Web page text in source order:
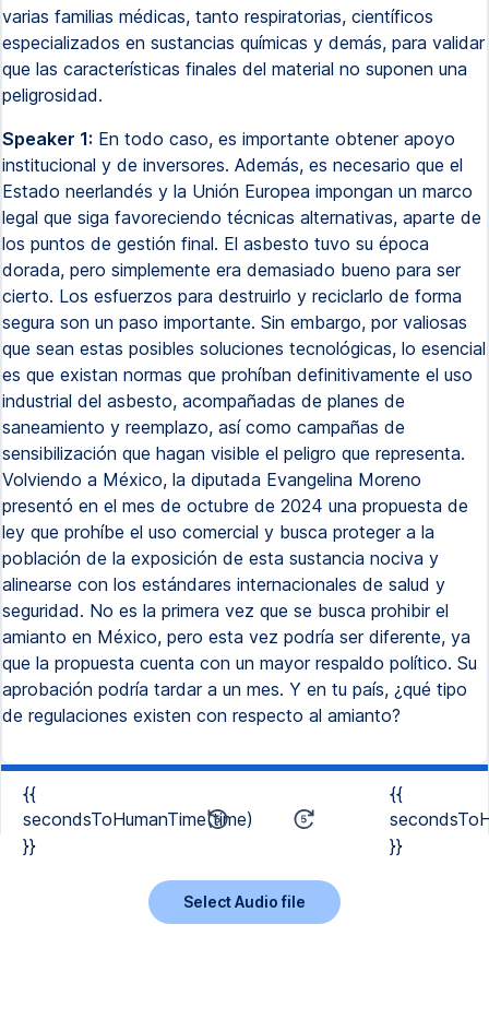
varias familias médicas, tanto respiratorias, científicos
especializados en sustancias químicas y demás, para validar
que las características finales del material no suponen una
peligrosidad.
Speaker 1: En todo caso, es importante obtener apoyo
institucional y de inversores. Además, es necesario que el
Estado neerlandés y la Unión Europea impongan un marco
legal que siga favoreciendo técnicas alternativas, aparte de
los puntos de gestión final. El asbesto tuvo su época
dorada, pero simplemente era demasiado bueno para ser
cierto. Los esfuerzos para destruirlo y reciclarlo de forma
segura son un paso importante. Sin embargo, por valiosas
que sean estas posibles soluciones tecnológicas, lo esencial
es que existan normas que prohíban definitivamente el uso
industrial del asbesto, acompañadas de planes de
saneamiento y reemplazo, así como campañas de
sensibilización que hagan visible el peligro que representa.
Volviendo a México, la diputada Evangelina Moreno
presentó en el mes de octubre de 2024 una propuesta de
ley que prohíbe el uso comercial y busca proteger a la
población de la exposición de esta sustancia nociva y
alinearse con los estándares internacionales de salud y
seguridad. No es la primera vez que se busca prohibir el
amianto en México, pero esta vez podría ser diferente, ya
que la propuesta cuenta con un mayor respaldo político. Su
aprobación podría tardar a un mes. Y en tu país, ¿qué tipo
de regulaciones existen con respecto al amianto?
{{
secondsToHumanTime(time)
}}
{{
}}
Select Audio file